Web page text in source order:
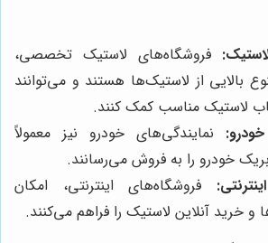
فروشگاه‌های لاستیک تخصصی،
بالایی از لاستیک‌ها هستند و می‌توانند
لاستیک مناسب کمک کنند.
نمایندگی‌های خودرو نیز معمولاً
خودرو را به فروش می‌رسانند.
فروشگاه‌های اینترنتی، امکان
خرید آنلاین لاستیک را فراهم می‌کنند.